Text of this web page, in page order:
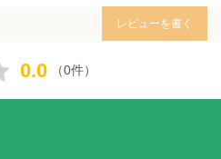
レビューを書く
0.0 （0件）